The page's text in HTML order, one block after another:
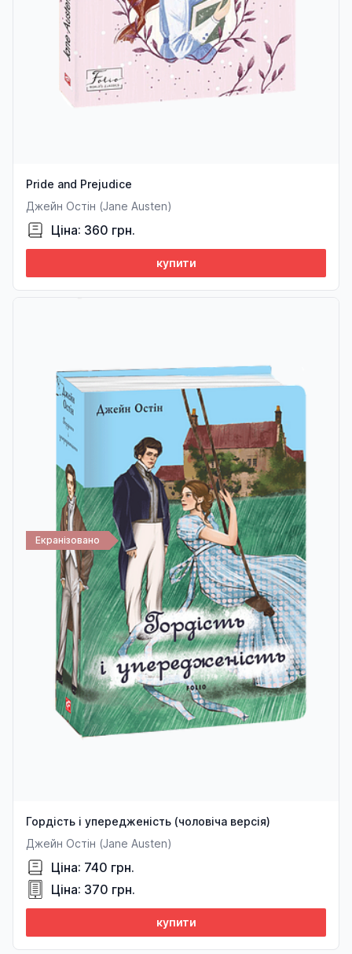
Pride and Prejudice
Джейн Остін (Jane Austen)
Ціна: 360 грн.
купити
Екранізовано
Гордість і упередженість (чоловіча версія)
Джейн Остін (Jane Austen)
Ціна: 740 грн.
Ціна: 370 грн.
купити